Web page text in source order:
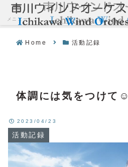
Home 活動記録
体調には気をつけて☺️
活動記録
2023/04/23
メニュー